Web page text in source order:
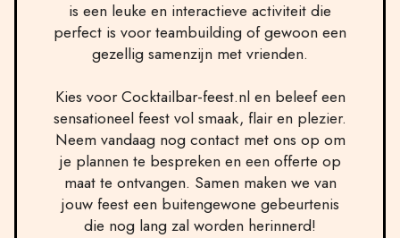
is een leuke en interactieve activiteit die
perfect is voor teambuilding of gewoon een
gezellig samenzijn met vrienden.
Kies voor Cocktailbar-feest.nl en beleef een
sensationeel feest vol smaak, flair en plezier.
Neem vandaag nog contact met ons op om
je plannen te bespreken en een offerte op
maat te ontvangen. Samen maken we van
jouw feest een buitengewone gebeurtenis
die nog lang zal worden herinnerd!